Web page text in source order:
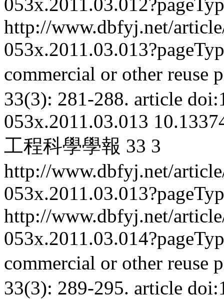
http://www.dbfyj.net/
commercial or other reuse
33(3): 281-288. article
053x.2011.03.013
工程科學學報 33 3
http://www.dbfyj.net/
http://www.dbfyj.net/
commercial or other reuse
33(3): 289-295. article